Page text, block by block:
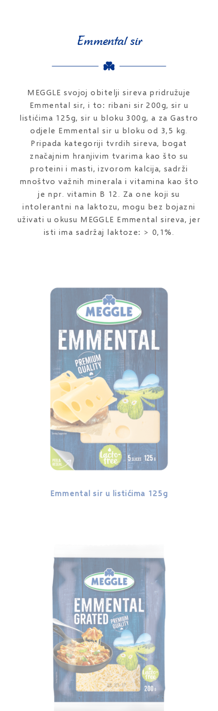
Emmental sir
MEGGLE svojoj obitelji sireva pridružuje
Emmental sir, i to: ribani sir 200g, sir u
listićima 125g, sir u bloku 300g, a za Gastro
odjele Emmental sir u bloku od 3,5 kg.
Pripada kategoriji tvrdih sireva, bogat
značajnim hranjivim tvarima kao što su
proteini i masti, izvorom kalcija, sadrži
mnoštvo važnih minerala i vitamina kao što
je npr. vitamin B 12. Za one koji su
intolerantni na laktozu, mogu bez bojazni
uživati u okusu MEGGLE Emmental sireva, jer
isti ima sadržaj laktoze: > 0,1%.
Emmental sir u listićima 125g